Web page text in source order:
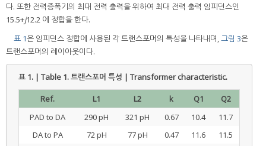
다. 또한 전력증폭기의 최대 전력 출력을 위하여 최대 전력 출력 임피던스인
15.5+j12.2 에 정합을 한다.
표 1은 임피던스 정합에 사용된 각 트랜스포머의 특성을 나타내며,그림 3은
트랜스포머의 레이아웃이다.
표 1. | Table 1.트랜스포머 특성 | Transformer characteristic.
Ref. L1 L2 k Q1
Q2
PAD to DA
290 pH 321 pH 0.67 10.4
11.7
DA to PA
72 pH 77 pH 0.47 11.6
11.5